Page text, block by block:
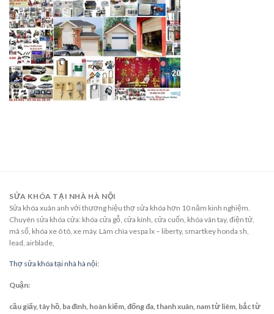
SỬA KHÓA TẠI NHÀ HÀ NỘI
Sửa khóa xuân anh với thương hiệu thợ sửa khóa hơn 10 năm kinh nghiệm.
Chuyên sửa khóa cửa: khóa cửa gỗ, cửa kính, cửa cuốn, khóa vân tay, điện tử,
mã số, khóa xe ô tô, xe máy. Làm chìa vespa lx – liberty, smartkey honda sh,
lead, airblade,
Thợ sửa khóa tại nhà hà nội:
Quận:
cầu giấy, tây hồ, ba đình, hoàn kiếm, đống đa, thanh xuân, nam từ liêm, bắc từ